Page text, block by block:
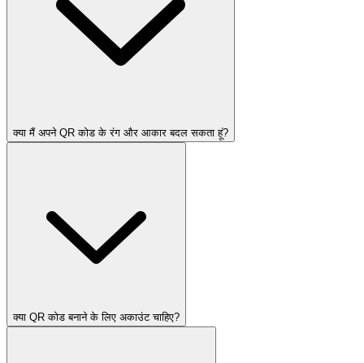
क्या मैं अपने QR कोड के रंग और आकार बदल सकता हूं?
क्या QR कोड बनाने के लिए अकाउंट चाहिए?